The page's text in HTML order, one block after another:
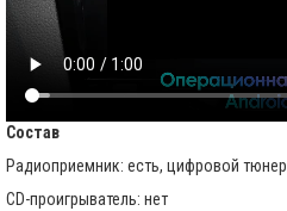
Состав
Радиоприемник: есть, цифровой тюнер
CD-проигрыватель: нет